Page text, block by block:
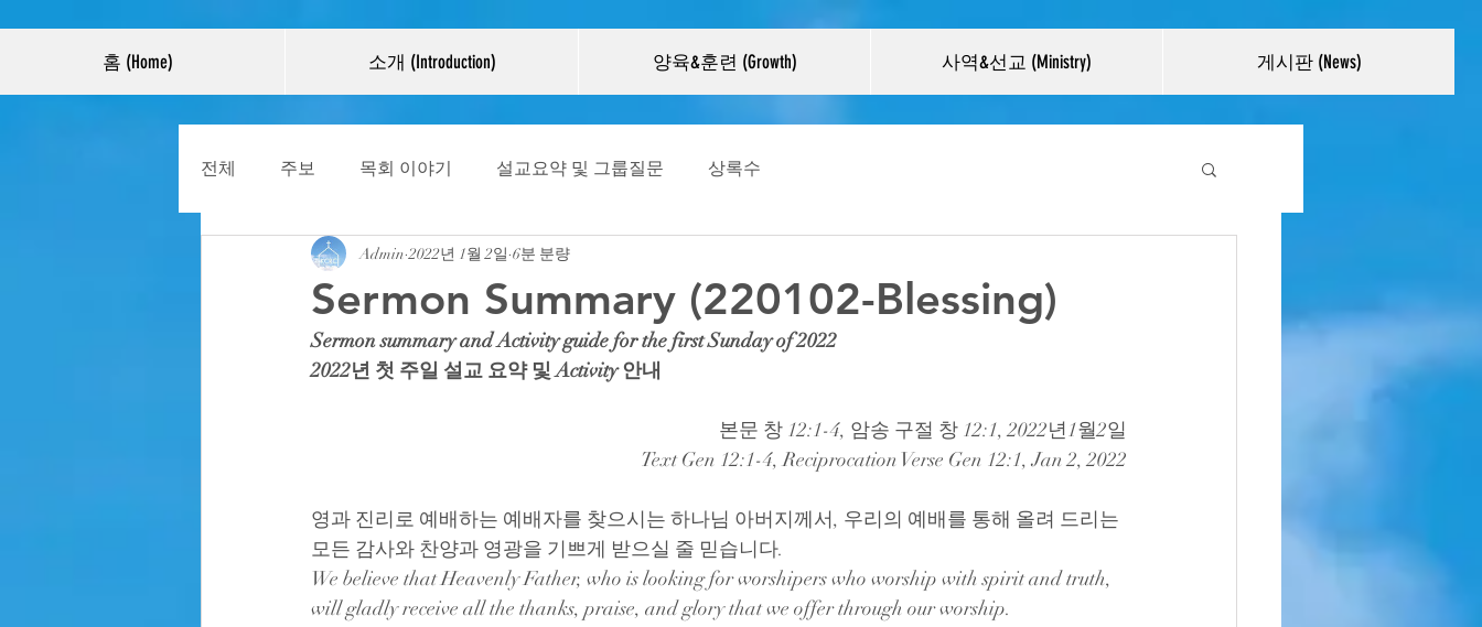
홈 (Home) 소개 (Introduction) 양육&훈련 (Growth) 사역&선교 (Ministry) 게시판 (News)
전체 주보 목회 이야기 설교요약 및 그룹질문 상록수
Sermon Summary (220102-Blessing)
Admin 2022년 1월 2일 6분 분량
Sermon summary and Activity guide for the first Sunday of 2022
2022년 첫 주일 설교 요약 및 Activity 안내
본문 창 12:1-4, 암송 구절 창 12:1, 2022년1월2일
Text Gen 12:1-4, Reciprocation Verse Gen 12:1, Jan 2, 2022
영과 진리로 예배하는 예배자를 찾으시는 하나님 아버지께서, 우리의 예배를 통해 올려 드리는
모든 감사와 찬양과 영광을 기쁘게 받으실 줄 믿습니다.
We believe that Heavenly Father, who is looking for worshipers who worship with spirit and truth,
will gladly receive all the thanks, praise, and glory that we offer through our worship.